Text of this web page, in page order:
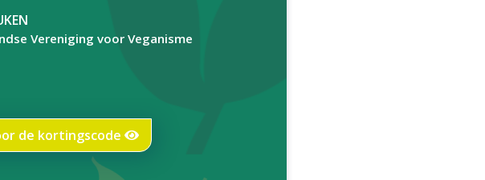
Vereniging voor Veganisme
de kortingscode